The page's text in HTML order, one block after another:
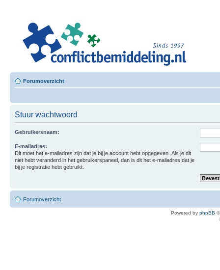
Forumoverzicht
Stuur wachtwoord
Gebruikersnaam:
E-mailadres:
Dit moet het e-mailadres zijn dat je bij je account hebt opgegeven. Als je dit
niet hebt veranderd in het gebruikerspaneel, dan is dit het e-mailadres dat je
bij je registratie hebt gebruikt.
Forumoverzicht
Powered by phpBB